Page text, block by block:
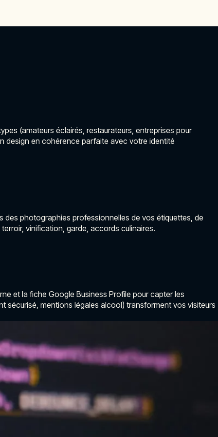
(amateurs éclairés, restaurateurs, entreprises pour
design en cohérence parfaite avec votre identité
des photographies professionnelles de vos étiquettes, de
vinification, garde, accords culinaires.
et la fiche Google Business Profile pour capter les
sécurisé, mentions légales alcool) transforment vos visiteurs